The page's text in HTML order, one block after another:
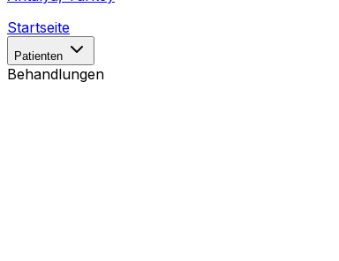
Startseite
Patienten
Behandlungen